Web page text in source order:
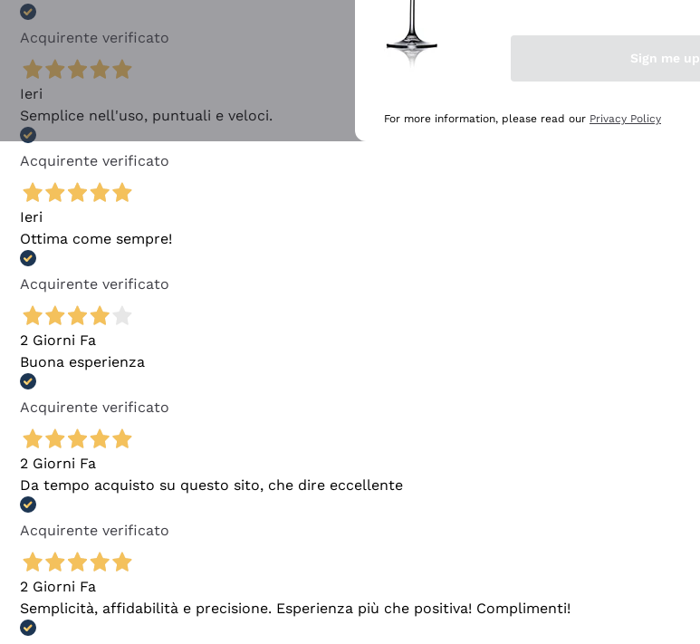
Acquirente verificato
Ieri
Semplice nell'uso, puntuali e veloci.
Acquirente verificato
Ieri
Ottima come sempre!
Acquirente verificato
2 Giorni Fa
Buona esperienza
Acquirente verificato
2 Giorni Fa
Da tempo acquisto su questo sito, che dire eccellente
Acquirente verificato
2 Giorni Fa
Semplicità, affidabilità e precisione. Esperienza più che positiva! Complimenti!
Sign me up
For more information, please read our Privacy Policy